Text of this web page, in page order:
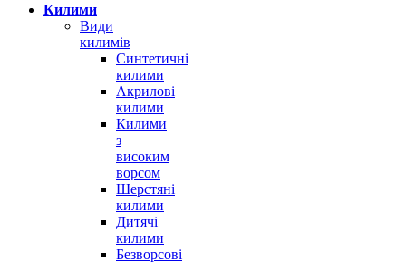
Килими
Види
килимів
Синтетичні
килими
Акрилові
килими
Килими
з
високим
ворсом
Шерстяні
килими
Дитячі
килими
Безворсові